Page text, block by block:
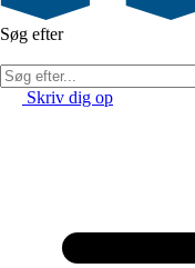
Søg efter
Skriv dig op